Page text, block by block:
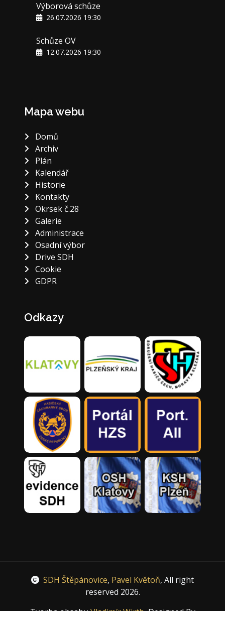
Výborová schůze
26.07.2026 19:30
Schůze OV
12.07.2026 19:30
Mapa webu
Domů
Archiv
Plán
Kalendář
Historie
Kontakty
Okrsek č.28
Galerie
Administrace
Osadní výbor
Drive SDH
Cookie
GDPR
Odkazy
SDH Štěpánovice, Pavel Květoň, All right
reserved 2026.
Tvorba obsahuVladimír Wirth, Designed By